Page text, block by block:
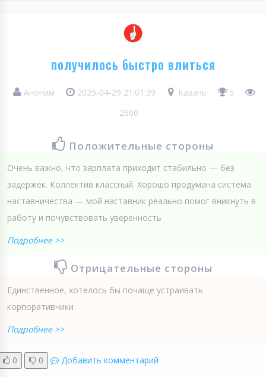
получилось быстро влиться
Аноним 2025-04-29 21:01:39 Казань
5
2660
Положительные стороны
Очень важно, что зарплата приходит стабильно — без
задержек. Коллектив классный. Хорошо продумана система
наставничества — мой наставник реально помог вникнуть в
работу и почувствовать уверенность
Подробнее >>
Отрицательные стороны
Единственное, хотелось бы почаще устраивать
корпоративчики
Подробнее >>
0 0 Добавить комментарий